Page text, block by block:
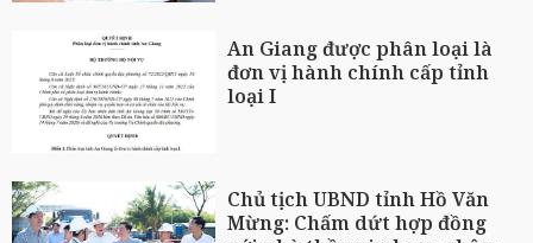
An Giang được phân loại là
đơn vị hành chính cấp tỉnh
loại I
Chủ tịch UBND tỉnh Hồ Văn
Mừng: Chấm dứt hợp đồng